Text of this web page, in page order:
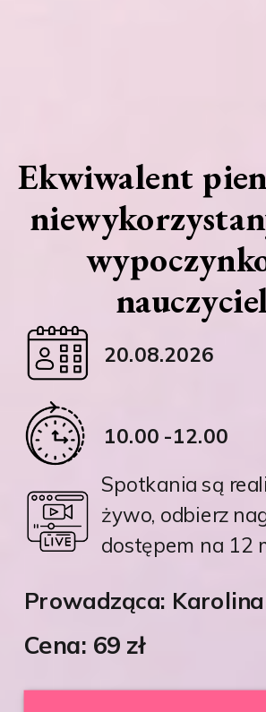
Ekwiwalent
Prowadząca:
10.00 -12.00
Cena: 69 zł
Spotkania są
żywo, odbierz
dostępem na 12
20.08.2026